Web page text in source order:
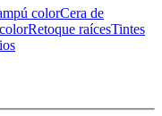
colorCera de
Retoque raícesTintes